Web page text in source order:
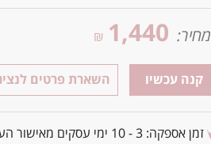
מחיר: 1,440
₪
קנה עכשיו השארת פרטים
זמן אספקה: 3 - 10 ימי עסקים מאישור העסקה